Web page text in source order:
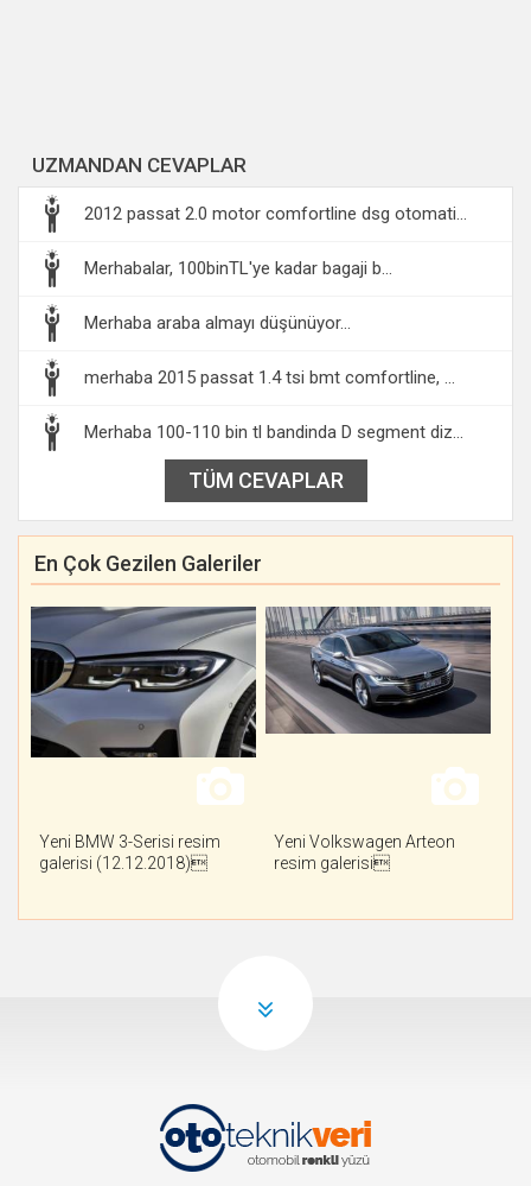
UZMANDAN CEVAPLAR
2012 passat 2.0 motor comfortline dsg otomati...
Merhabalar, 100binTL'ye kadar bagaji b...
Merhaba araba almayı düşünüyor...
merhaba 2015 passat 1.4 tsi bmt comfortline, ...
Merhaba 100-110 bin tl bandinda D segment diz...
TÜM CEVAPLAR
En Çok Gezilen Galeriler
Yeni BMW 3-Serisi resim
galerisi (12.12.2018)
Yeni Volkswagen Arteon
resim galerisi